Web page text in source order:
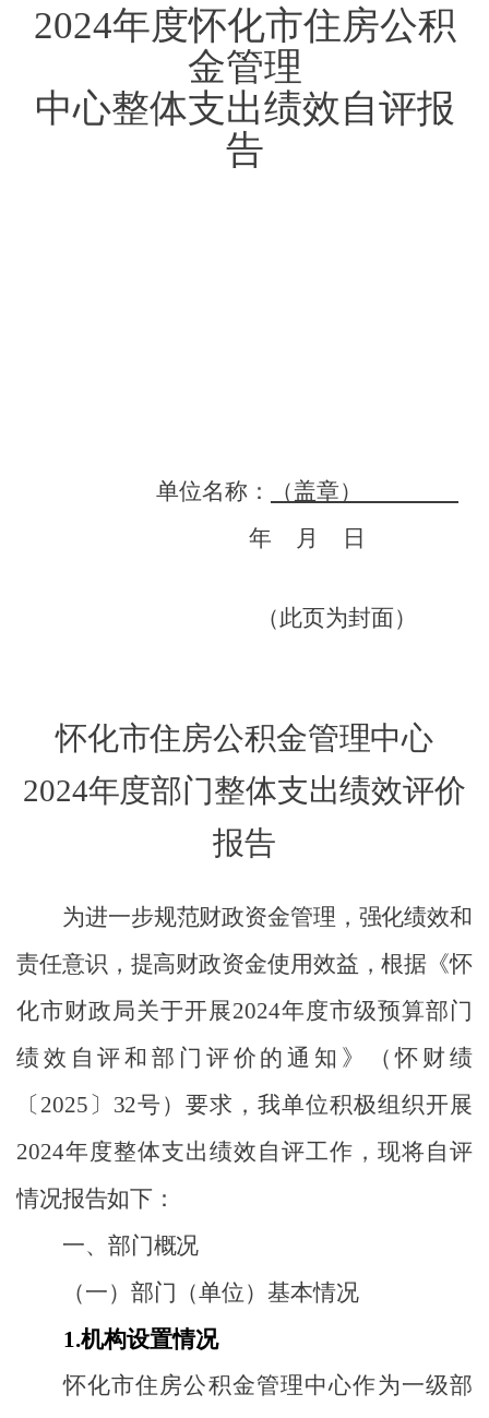
2024年度怀化市住房公积
金管理
中心整体支出绩效自评报
告
单位名称：
（盖章）
年
月 日
（此页为封面）
怀化市住房公积金管理中心
2024年度部门整体支出绩效评价
报告
为进一步规范财政资金管理，强化绩效和
责任意识，提高财政资金使用效益，根据《怀
化市财政局关于开展2024年度市级预算部门
绩效自评和部门评价的通知》（怀财绩
〔 2025 〕 32号）要求，我单位积极组织开展
2024年度整体支出绩效自评工作，现将自评
情况报告如下：
一、部门概况
（一）部门（单位）基本情况
1.机构设置情况
怀化市住房公积金管理中心作为一级部